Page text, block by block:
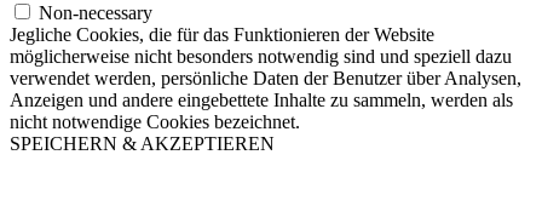
Non-necessary
Jegliche Cookies, die für das Funktionieren der Website
möglicherweise nicht besonders notwendig sind und speziell dazu
verwendet werden, persönliche Daten der Benutzer über Analysen,
Anzeigen und andere eingebettete Inhalte zu sammeln, werden als
nicht notwendige Cookies bezeichnet.
SPEICHERN & AKZEPTIEREN